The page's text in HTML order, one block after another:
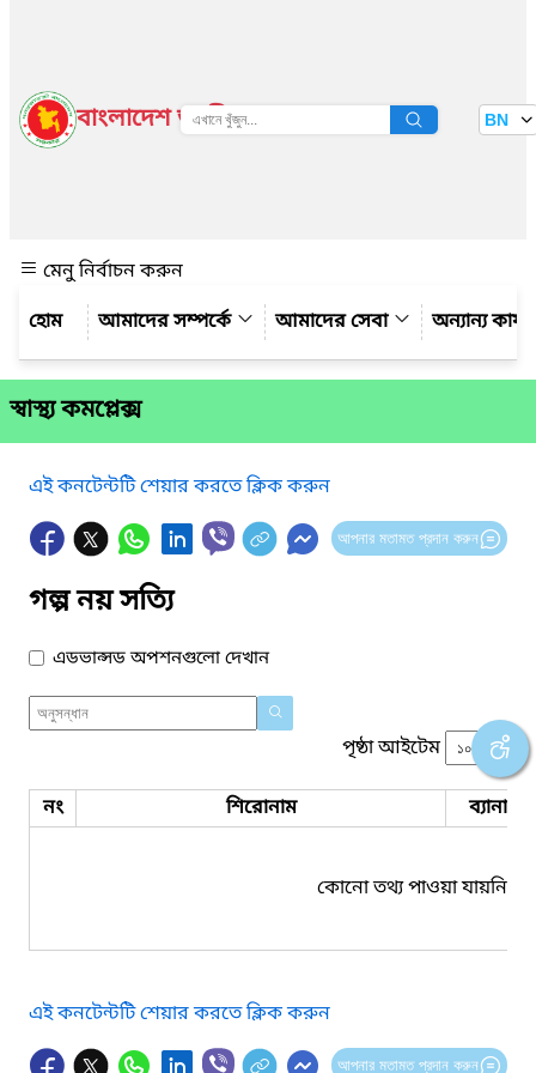
বাংলাদেশ জাতীয় তথ্য বাতায়ন BN
মেনু নির্বাচন করুন
আমাদের সম্পর্কে
আমাদের সেবা অন্যান্য
স্বাস্থ্য কমপ্লেক্স
এই কনটেন্টটি শেয়ার করতে ক্লিক করুন
আপনার মতামত প্রদান করুন
গল্প নয় সত্যি
এডভান্সড অপশনগুলো দেখান
পৃষ্ঠা আইটেম
নং শিরোনাম ব্যানার
কোনো তথ্য পাওয়া যায়নি।
এই কনটেন্টটি শেয়ার করতে ক্লিক করুন
আপনার মতামত প্রদান করুন